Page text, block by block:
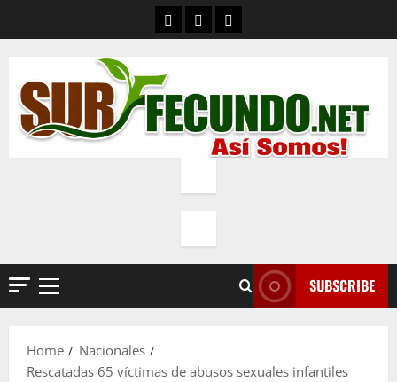
ContactoQuienes Somos
Política de privacidad
Primary
SUBSCRIBE
Home
Nacionales
Rescatadas 65 víctimas de abusos sexuales infantiles